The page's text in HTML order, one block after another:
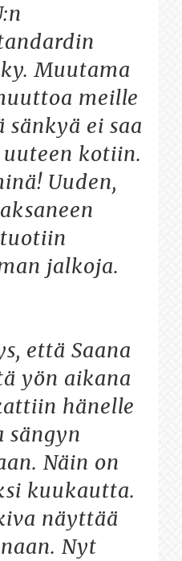
Muutama
meille
ei saa
kotiin.
Uuden,
jalkoja.
että Saana
yön aikana
hänelle
sängyn
Näin on
kuukautta.
näyttää
Nyt